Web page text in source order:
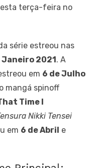
terça-feira no
série estreou nas
Janeiro 2021. A
em 6 de Julho
mangá spinoff
Time I
Nikki Tensei
em 6 de Abril e